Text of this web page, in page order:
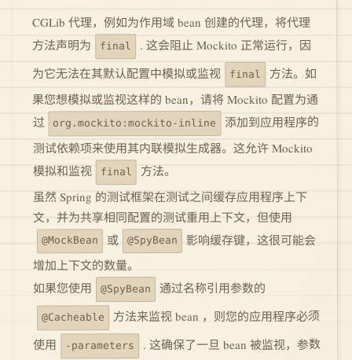
CGLib 代理，例如为作用域 bean 创建的代理，将代理
方法声明为 final . 这会阻止 Mockito 正常运行，因
为它无法在其默认配置中模拟或监视 final 方法。如
果您想模拟或监视这样的 bean，请将 Mockito 配置为通
过 org.mockito:mockito-inline 添加到应用程序的
测试依赖项来使用其内联模拟生成器。这允许 Mockito
模拟和监视 final 方法。
虽然 Spring 的测试框架在测试之间缓存应用程序上下
文，并为共享相同配置的测试重用上下文，但使用
@MockBean 或 @SpyBean 影响缓存键，这很可能会
增加上下文的数量。
如果您使用 @SpyBean 通过名称引用参数的
@Cacheable 方法来监视 bean ，则您的应用程序必须
使用 -parameters . 这确保了一旦 bean 被监视，参数